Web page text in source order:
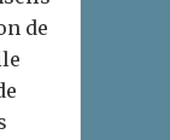
de